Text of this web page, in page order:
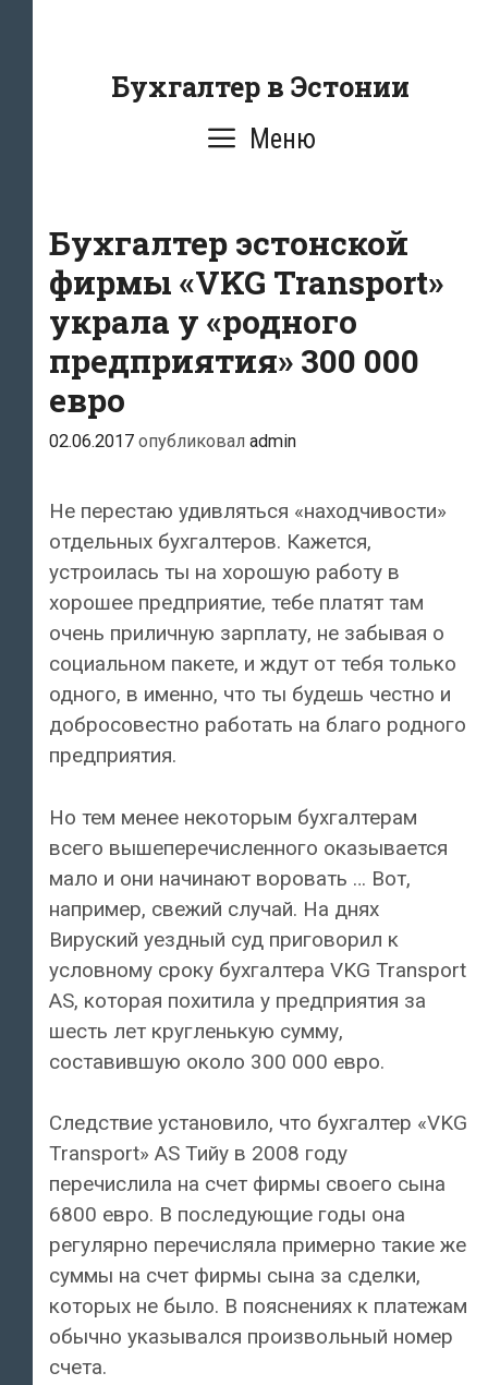
содержаниюБухгалтер в Эстонии
Меню
Бухгалтер эстонской
фирмы «VKG Transport»
украла у «родного
предприятия» 300 000
евро
02.06.2017 опубликовал admin
Не перестаю удивляться «находчивости»
отдельных бухгалтеров. Кажется,
устроилась ты на хорошую работу в
хорошее предприятие, тебе платят там
очень приличную зарплату, не забывая о
социальном пакете, и ждут от тебя только
одного, в именно, что ты будешь честно и
добросовестно работать на благо родного
предприятия.
Но тем менее некоторым бухгалтерам
всего вышеперечисленного оказывается
мало и они начинают воровать … Вот,
например, свежий случай. На днях
Вируский уездный суд приговорил к
условному сроку бухгалтера VKG Transport
AS, которая похитила у предприятия за
шесть лет кругленькую сумму,
составившую около 300 000 евро.
Следствие установило, что бухгалтер «VKG
Transport» AS Тийу в 2008 году
перечислила на счет фирмы своего сына
6800 евро. В последующие годы она
регулярно перечисляла примерно такие же
суммы на счет фирмы сына за сделки,
которых не было. В пояснениях к платежам
обычно указывался произвольный номер
счета.